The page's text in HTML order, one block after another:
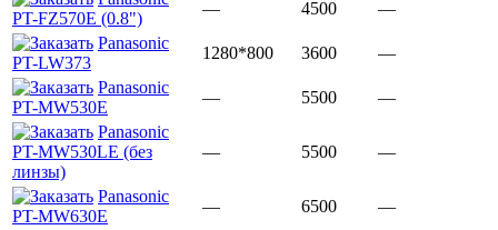
PT-FZ570E (0.8")
— 4500
—
Panasonic
PT-LW373
1280*800 3600
—
Panasonic
PT-MW530E
— 5500
—
Panasonic
PT-MW530LE (без
линзы)
— 5500 —
Panasonic
PT-MW630E
— 6500
—